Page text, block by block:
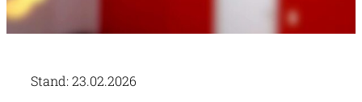
Stand: 23.02.2026